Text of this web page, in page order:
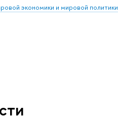
экономики и мировой политики